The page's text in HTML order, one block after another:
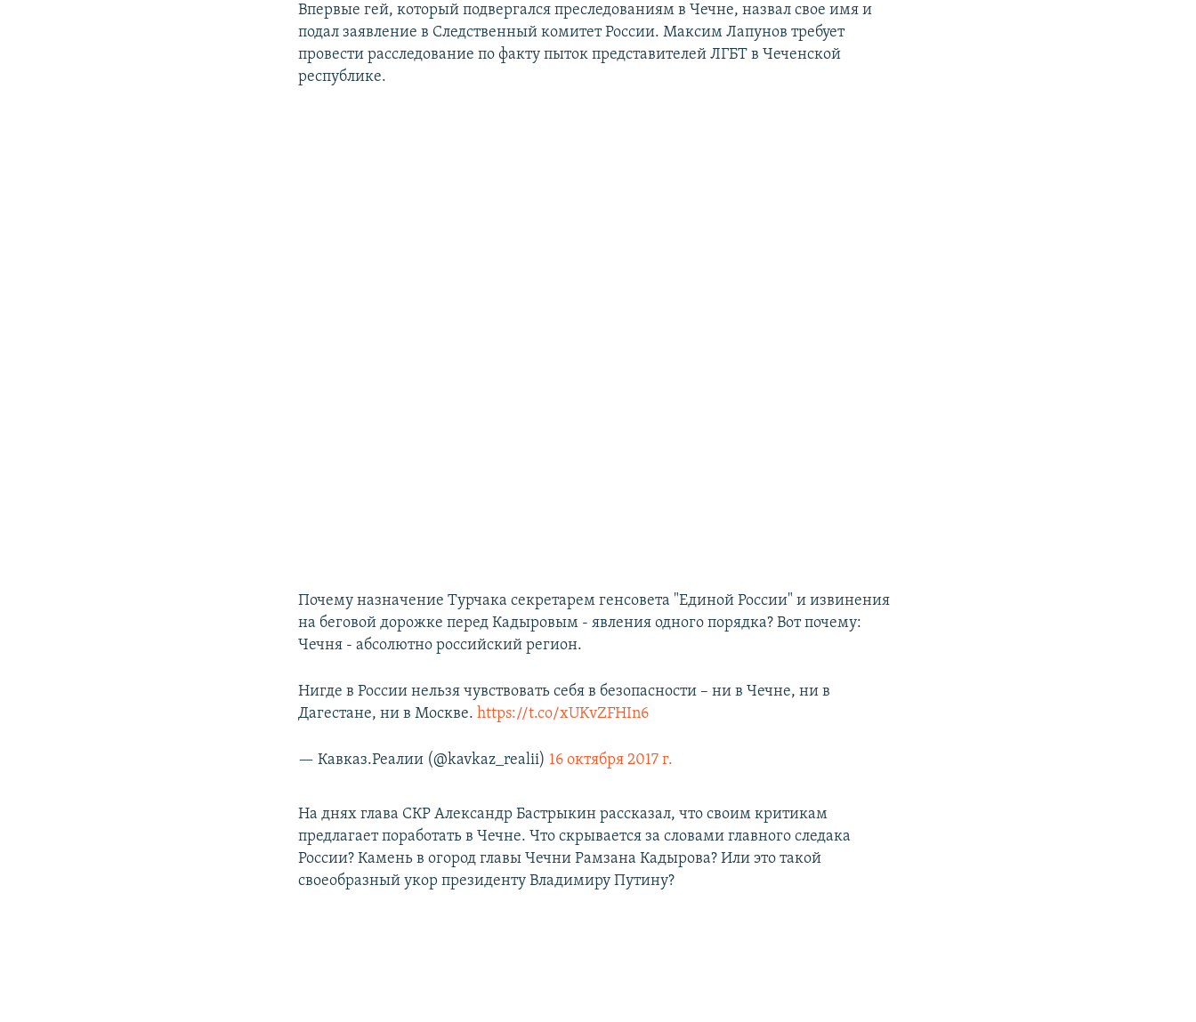
Впервые гей, который подвергался преследованиям в Чечне, назвал свое имя и
подал заявление в Следственный комитет России. Максим Лапунов требует
провести расследование по факту пыток представителей ЛГБТ в Чеченской
республике.
Почему назначение Турчака секретарем генсовета "Единой России" и извинения
на беговой дорожке перед Кадыровым - явления одного порядка? Вот почему:
Чечня - абсолютно российский регион.
Нигде в России нельзя чувствовать себя в безопасности – ни в Чечне, ни в
Дагестане, ни в Москве.https://t.co/xUKvZFHIn6
— Кавказ.Реалии (@kavkaz_realii) 16 октября 2017 г.
На днях глава СКР Александр Бастрыкин рассказал, что своим критикам
предлагает поработать в Чечне. Что скрывается за словами главного следака
России? Камень в огород главы Чечни Рамзана Кадырова? Или это такой
своеобразный укор президенту Владимиру Путину?